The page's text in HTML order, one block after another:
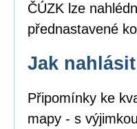
ČÚZK lze
přednastavené
Jak
Připomínky ke
mapy - s